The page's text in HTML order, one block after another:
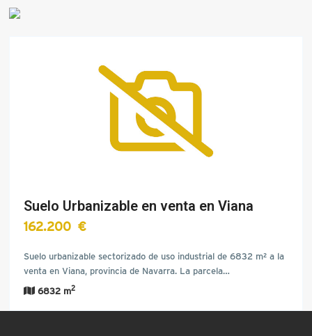
Suelo Urbanizable en venta en Viana
162.200 €
Suelo urbanizable sectorizado de uso industrial de 6832 m² a la
venta en Viana, provincia de Navarra. La parcela…
6832 m2